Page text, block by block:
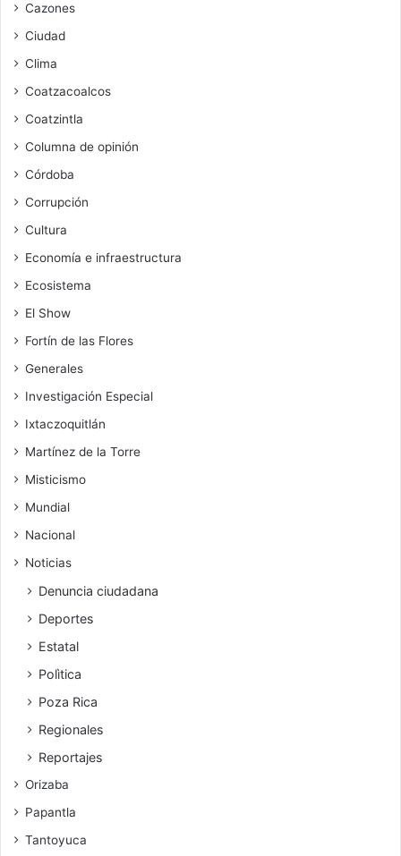
Cazones
Ciudad
Clima
Coatzacoalcos
Coatzintla
Columna de opinión
Córdoba
Corrupción
Cultura
Economía e infraestructura
Ecosistema
El Show
Fortín de las Flores
Generales
Investigación Especial
Ixtaczoquitlán
Martínez de la Torre
Misticismo
Mundial
Nacional
Noticias
Denuncia ciudadana
Deportes
Estatal
Polìtica
Poza Rica
Regionales
Reportajes
Orizaba
Papantla
Tantoyuca